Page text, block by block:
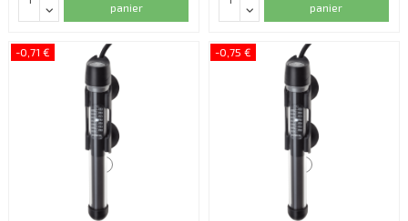
panier
panier
-0,71 € -0,75 €